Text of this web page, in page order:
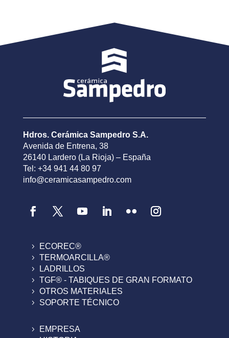
Hdros. Cerámica Sampedro S.A.
Avenida de Entrena, 38
26140 Lardero (La Rioja) – España
Tel: +34 941 44 80 97
info@ceramicasampedro.com
ECOREC®
TERMOARCILLA®
LADRILLOS
TGF® - TABIQUES DE GRAN FORMATO
OTROS MATERIALES
SOPORTE TÉCNICO
EMPRESA